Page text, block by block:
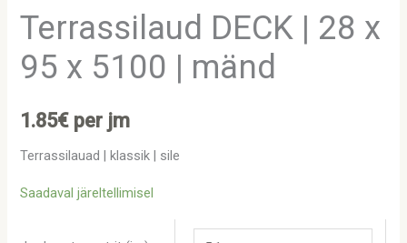
Terrassilaud DECK | 28 x
95 x 5100 | mänd
1.85€ per jm
Terrassilauad | klassik | sile
Saadaval järeltellimisel